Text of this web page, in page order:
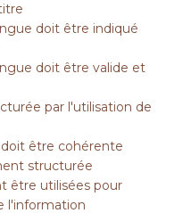
doit être indiqué
doit être valide et
par l'utilisation de
être cohérente
structurée
être utilisées pour
l'information